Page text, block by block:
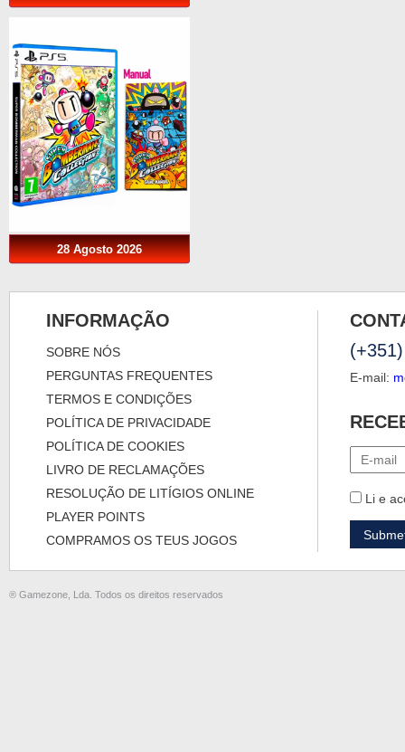
28 Agosto 2026
INFORMAÇÃO
SOBRE NÓS
PERGUNTAS FREQUENTES
TERMOS E CONDIÇÕES
POLÍTICA DE PRIVACIDADE
POLÍTICA DE COOKIES
LIVRO DE RECLAMAÇÕES
RESOLUÇÃO DE LITÍGIOS ONLINE
PLAYER POINTS
COMPRAMOS OS TEUS JOGOS
E-mail:
Li e
® Gamezone, Lda. Todos os direitos reservados